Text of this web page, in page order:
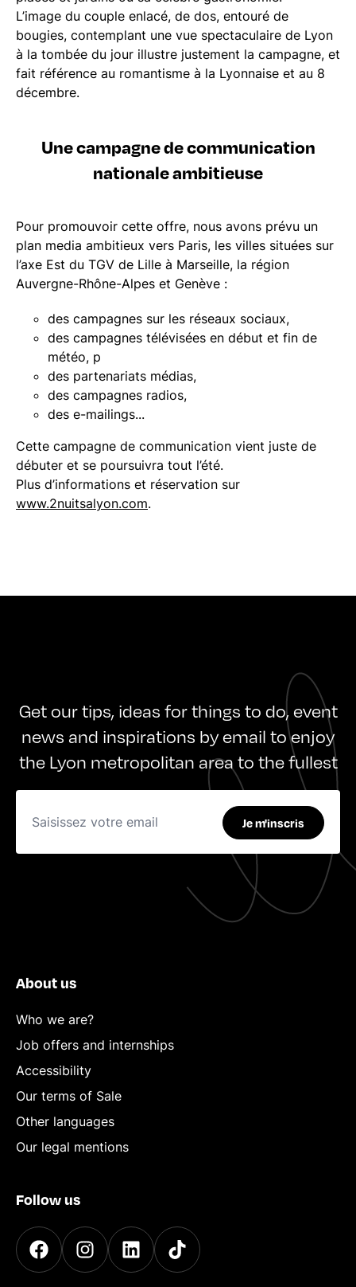
L’image du couple enlacé, de dos, entouré de
bougies, contemplant une vue spectaculaire de Lyon
à la tombée du jour illustre justement la campagne, et
fait référence au romantisme à la Lyonnaise et au 8
décembre.
Une campagne de communication
nationale ambitieuse
Pour promouvoir cette offre, nous avons prévu un
plan media ambitieux vers Paris, les villes situées sur
l’axe Est du TGV de Lille à Marseille, la région
Auvergne-Rhône-Alpes et Genève :
des campagnes sur les réseaux sociaux,
des campagnes télévisées en début et fin de
météo, p
des partenariats médias,
des campagnes radios,
des e-mailings...
Cette campagne de communication vient juste de
débuter et se poursuivra tout l’été.
Plus d’informations et réservation sur
www.2nuitsalyon.com.
Get our tips, ideas for things to do, event
news and inspirations by email to enjoy
the Lyon metropolitan area to the fullest
Je m'inscris
About us
Who we are?
Job offers and internships
Accessibility
Our terms of Sale
Other languages
Our legal mentions
Follow us